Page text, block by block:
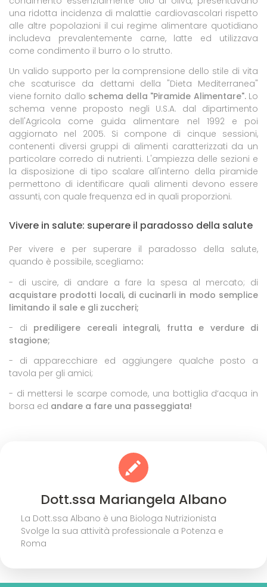
una ridotta incidenza di malattie cardiovascolari rispetto
alle altre popolazioni il cui regime alimentare quotidiano
includeva prevalentemente carne, latte ed utilizzava
come condimento il burro o lo strutto.
Un valido supporto per la comprensione dello stile di vita
che scaturisce da dettami della "Dieta Mediterranea"
viene fornito dallo schema della "Piramide Alimentare". Lo
schema venne proposto negli U.S.A. dal dipartimento
dell'Agricola come guida alimentare nel 1992 e poi
aggiornato nel 2005. Si compone di cinque sessioni,
contenenti diversi gruppi di alimenti caratterizzati da un
particolare corredo di nutrienti. L'ampiezza delle sezioni e
la disposizione di tipo scalare all'interno della piramide
permettono di identificare quali alimenti devono essere
assunti, con quale frequenza ed in quali proporzioni.
Vivere in salute: superare il paradosso della salute
Per vivere e per superare il paradosso della salute,
quando è possibile, scegliamo:
- di uscire, di andare a fare la spesa al mercato; di
acquistare prodotti locali, di cucinarli in modo semplice
limitando il sale e gli zuccheri;
- di prediligere cereali integrali, frutta e verdure di
stagione;
- di apparecchiare ed aggiungere qualche posto a
tavola per gli amici;
- di mettersi le scarpe comode, una bottiglia d’acqua in
borsa ed andare a fare una passeggiata!
Dott.ssa Mariangela Albano
La Dott.ssa Albano è una Biologa Nutrizionista
Svolge la sua attività professionale a Potenza e
Roma